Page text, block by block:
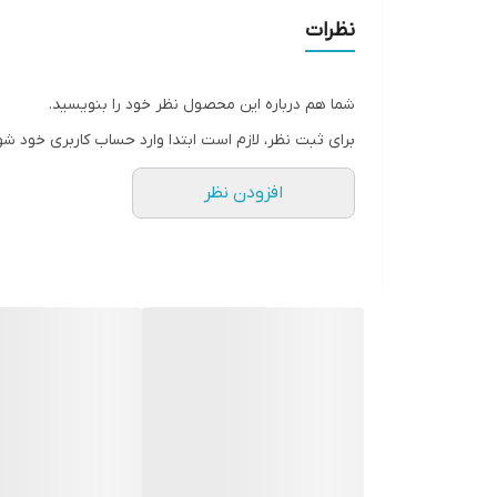
نظرات
شما هم درباره این محصول نظر خود را بنویسید.
برای ثبت نظر، لازم است ابتدا وارد حساب کاربری خود
افزودن نظر